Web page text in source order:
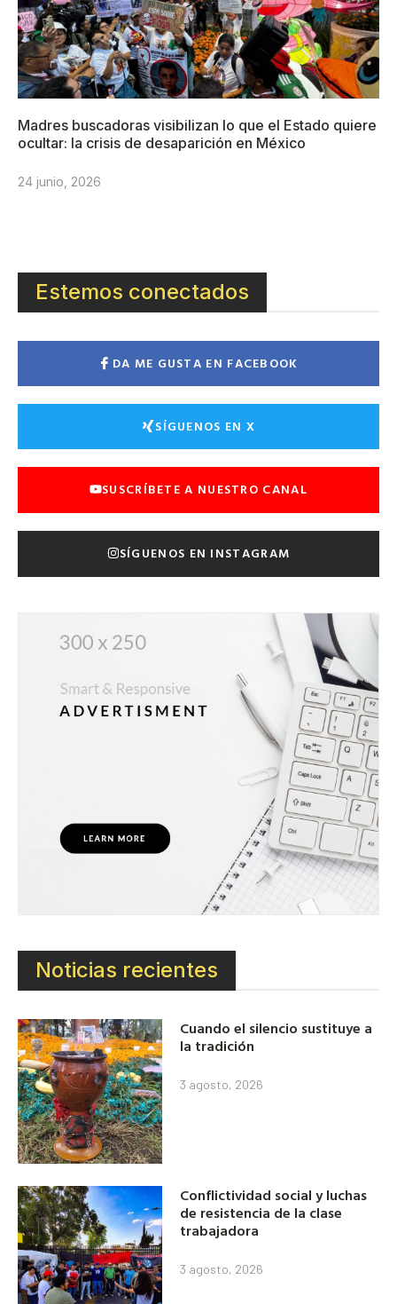
Madres buscadoras visibilizan lo que el Estado quiere
ocultar: la crisis de desaparición en México
24 junio, 2026
Estemos conectados
DA ME GUSTA EN FACEBOOK
SÍGUENOS EN X
SUSCRÍBETE A NUESTRO CANAL
SÍGUENOS EN INSTAGRAM
Noticias recientes
Cuando el silencio sustituye a
la tradición
3 agosto, 2026
Conflictividad social y luchas
de resistencia de la clase
trabajadora
3 agosto, 2026